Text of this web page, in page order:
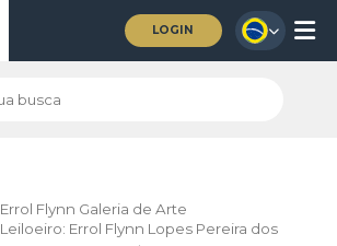
LOGIN
Errol Flynn Galeria de Arte
Leiloeiro: Errol Flynn Lopes Pereira dos